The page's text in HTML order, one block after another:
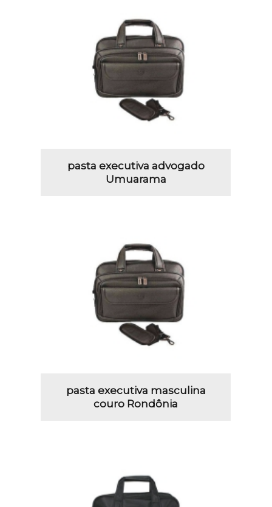
pasta executiva advogado
Umuarama
pasta executiva masculina
couro Rondônia